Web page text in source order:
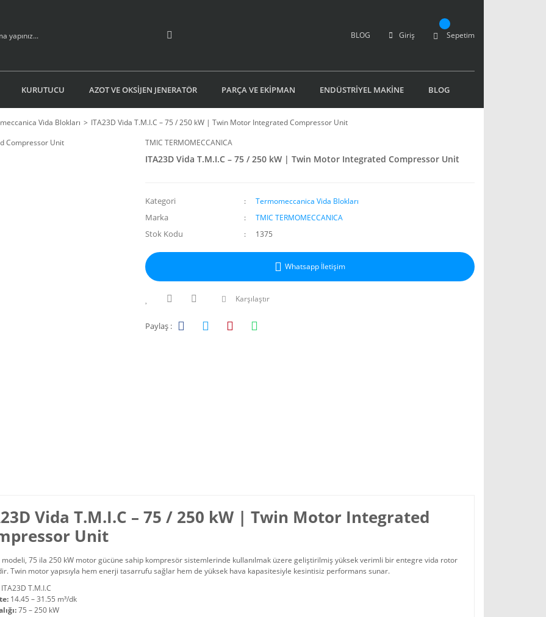
BLOG Giriş Sepetim
KURUTUCU AZOT VE OKSİJEN JENERATÖR PARÇA VE EKİPMAN ENDÜSTRİYEL MAKİNE BLOG
Vida Blokları
ITA23D Vida T.M.I.C – 75 / 250 kW | Twin Motor Integrated Compressor Unit
TMIC TERMOMECCANICA
ITA23D Vida T.M.I.C – 75 / 250 kW | Twin Motor Integrated Compressor Unit
Kategori Termomeccanica Vida Blokları
Marka TMIC TERMOMECCANICA
Stok Kodu 1375
Whatsapp İletişim
Karşılaştır
Paylaş :
Vida T.M.I.C – 75 / 250 kW | Twin Motor Integrated
Unit
modeli, 75 ila 250 kW motor gücüne sahip kompresör sistemlerinde kullanılmak üzere geliştirilmiş yüksek verimli bir entegre vida rotor
Twin motor yapısıyla hem enerji tasarrufu sağlar hem de yüksek hava kapasitesiyle kesintisiz performans sunar.
ITA23D T.M.I.C
14.45 – 31.55 m³/dk
75 – 250 kW